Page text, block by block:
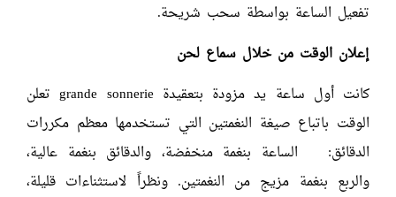
تفعيل الساعة بواسطة سحب شريحة.
إعلان الوقت من خلال سماع لحن
كانت أول ساعة يد مزودة بتعقيدة grande sonnerie تعلن
الوقت باتباع صيغة النغمتين التي تستخدمها معظم مكررات
الدقائق: الساعة بنغمة منخفضة، والدقائق بنغمة عالية،
والربع بنغمة مزيج من النغمتين. ونظراً لاستثناءات قليلة،